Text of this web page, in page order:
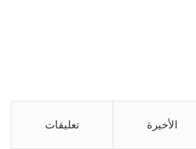
الأخيرة تعليقات